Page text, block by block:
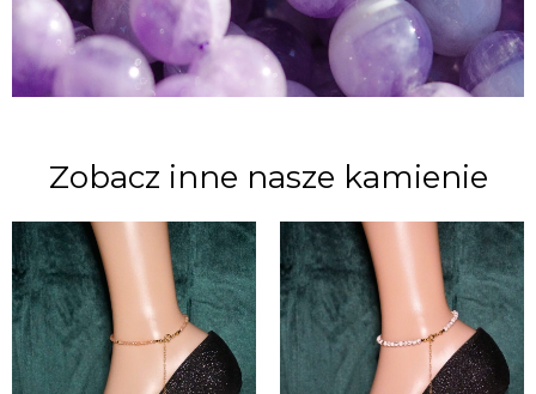
Zobacz inne nasze kamienie